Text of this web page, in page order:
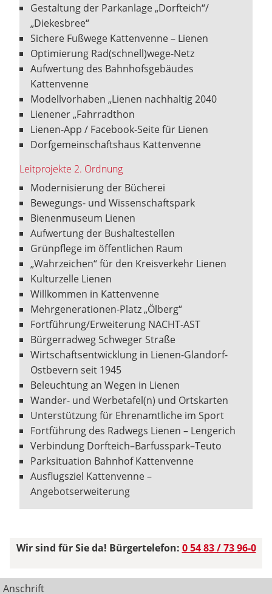
Gestaltung der Parkanlage „Dorfteich“/
„Diekesbree“
Sichere Fußwege Kattenvenne – Lienen
Optimierung Rad(schnell)wege-Netz
Aufwertung des Bahnhofsgebäudes
Kattenvenne
Modellvorhaben „Lienen nachhaltig 2040
Lienener „Fahrradthon
Lienen-App / Facebook-Seite für Lienen
Dorfgemeinschaftshaus Kattenvenne
Leitprojekte 2. Ordnung
Modernisierung der Bücherei
Bewegungs- und Wissenschaftspark
Bienenmuseum Lienen
Aufwertung der Bushaltestellen
Grünpflege im öffentlichen Raum
„Wahrzeichen“ für den Kreisverkehr Lienen
Kulturzelle Lienen
Willkommen in Kattenvenne
Mehrgenerationen-Platz „Ölberg“
Fortführung/Erweiterung NACHT-AST
Bürgerradweg Schweger Straße
Wirtschaftsentwicklung in Lienen-Glandorf-
Ostbevern seit 1945
Beleuchtung an Wegen in Lienen
Wander- und Werbetafel(n) und Ortskarten
Unterstützung für Ehrenamtliche im Sport
Fortführung des Radwegs Lienen – Lengerich
Verbindung Dorfteich–Barfusspark–Teuto
Parksituation Bahnhof Kattenvenne
Ausflugsziel Kattenvenne –
Angebotserweiterung
Wir sind für Sie da! Bürgertelefon: 0 54 83 / 73 96-0
Anschrift